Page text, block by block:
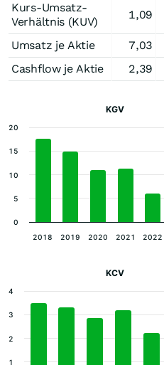
Kurs-Umsatz-
Verhältnis (KUV)
1,09
Umsatz je Aktie 7,03
Cashflow je Aktie
2,39
KGV
2018 2019 2020 2021 2022
0
5
10
15
20
KCV
1
2
3
4